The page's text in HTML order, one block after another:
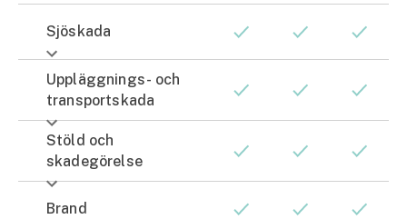
Sjöskada
Uppläggnings- och
transportskada
Stöld och
skadegörelse
Brand